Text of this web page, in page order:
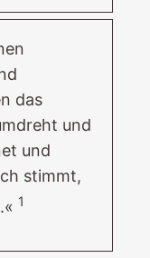
das
und
und
stimmt,
1